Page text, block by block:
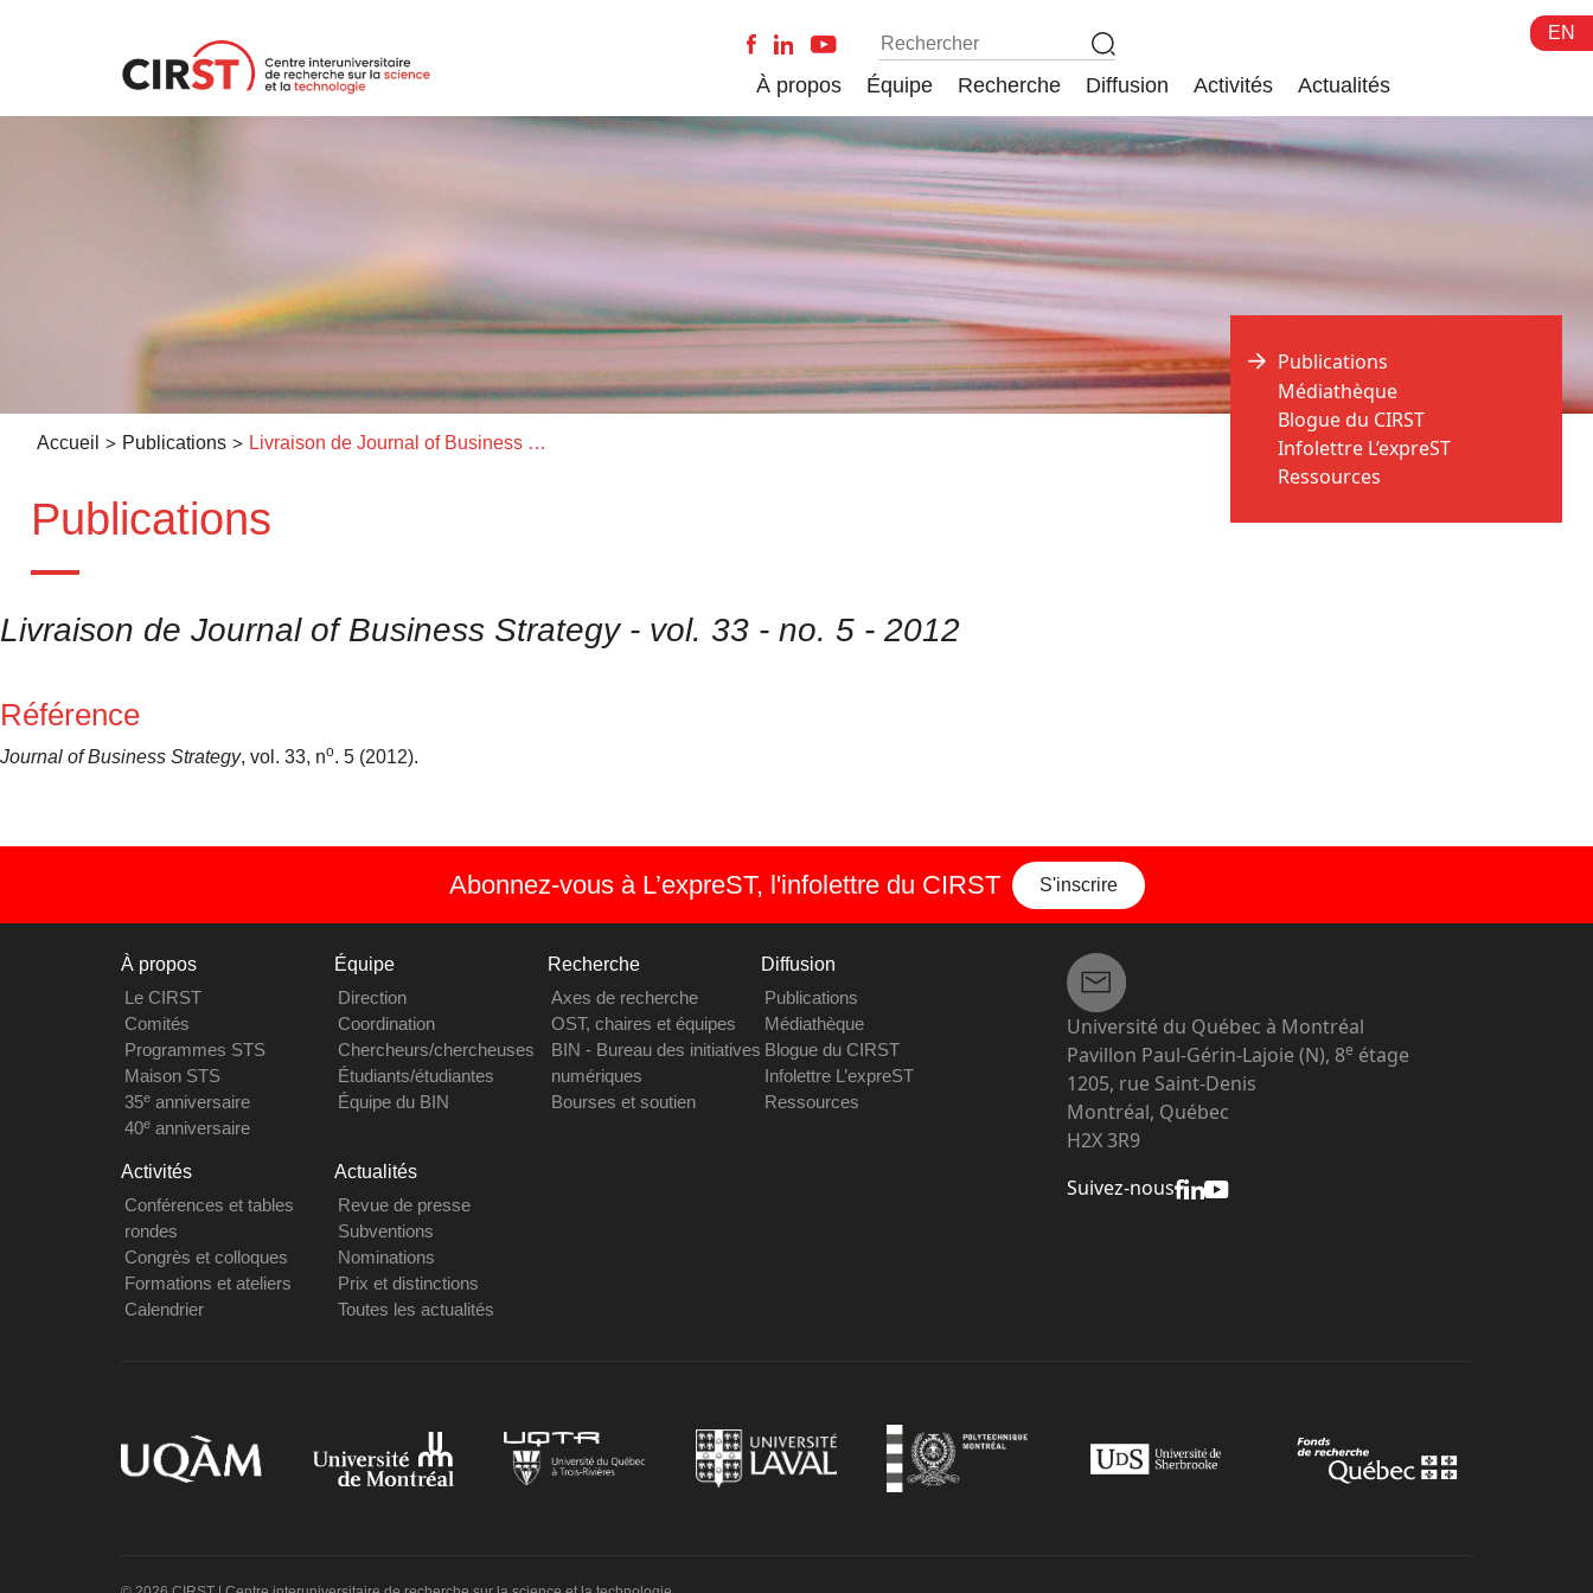
EN
À propos Équipe Recherche Diffusion Activités Actualités
Accueil > Publications > Livraison de Journal of Business Strategy - vol. 33 - no. 5 - 2012
Publications
Publications
Médiathèque
Blogue du CIRST
Infolettre L’expreST
Ressources
Livraison de Journal of Business Strategy - vol. 33 - no. 5 - 2012
Référence
Journal of Business Strategy, vol. 33, no. 5 (2012).
Abonnez-vous à L’expreST, l'infolettre du CIRST S'inscrire
À propos
Le CIRST
Comités
Programmes STS
Maison STS
35eanniversaire
40eanniversaire
Équipe
Direction
Coordination
Chercheurs/chercheuses
Étudiants/étudiantes
Équipe du BIN
Recherche
Axes de recherche
OST, chaires et équipes
BIN - Bureau des initiatives
numériques
Bourses et soutien
Diffusion
Publications
Médiathèque
Blogue du CIRST
Infolettre L’expreST
Ressources
Activités
Conférences et tables
rondes
Congrès et colloques
Formations et ateliers
Calendrier
Actualités
Revue de presse
Subventions
Nominations
Prix et distinctions
Toutes les actualités
Université du Québec à Montréal
Pavillon Paul-Gérin-Lajoie (N), 8e étage
1205, rue Saint-Denis
Montréal, Québec
H2X 3R9
Suivez-nous